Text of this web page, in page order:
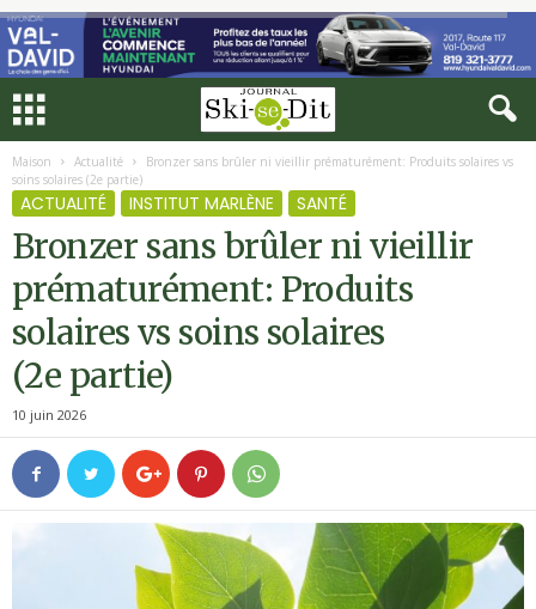
Maison Actualité
Bronzer sans brûler ni vieillir prématurément: Produits solaires vs
soins solaires (2e partie)
ACTUALITÉ INSTITUT MARLÈNE SANTÉ
Bronzer sans brûler ni vieillir
prématurément: Produits
solaires vs soins solaires
(2e partie)
10 juin 2026